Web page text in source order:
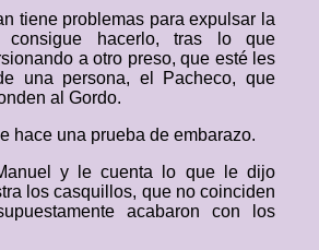
tiene problemas para expulsar la
consigue hacerlo, tras lo que
a otro preso, que esté les
una persona, el Pacheco, que
al Gordo.
hace una prueba de embarazo.
y le cuenta lo que le dijo
los casquillos, que no coinciden
acabaron con los